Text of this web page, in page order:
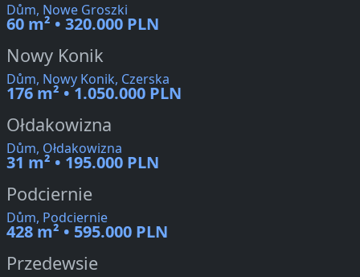
Dům, Nowe Groszki
60 m² • 320.000 PLN
Nowy Konik
Dům, Nowy Konik, Czerska
176 m² • 1.050.000 PLN
Ołdakowizna
Dům, Ołdakowizna
31 m² • 195.000 PLN
Podciernie
Dům, Podciernie
428 m² • 595.000 PLN
Przedewsie